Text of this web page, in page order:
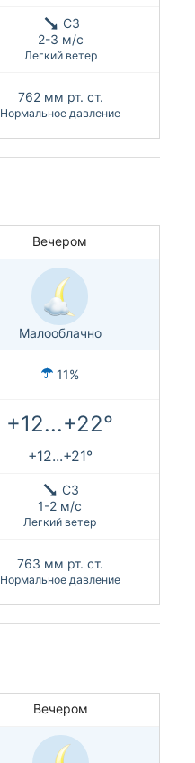
СЗ
2-3 м/с
Легкий ветер
762 мм рт. ст.
Нормальное давление
Вечером
Малооблачно
11%
+12...+22°
+12...+21°
СЗ
1-2 м/с
Легкий ветер
763 мм рт. ст.
Нормальное давление
Вечером